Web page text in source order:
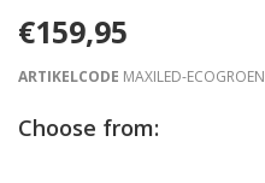
€159,95
ARTIKELCODE MAXILED-ECOGROEN
Choose from: